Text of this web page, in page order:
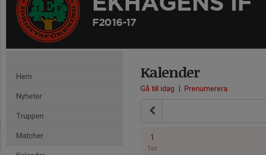
F2016-17
Hem
Nyheter
Truppen
Matcher
Kalender
Gå till idag | Prenumerera
1
Tor